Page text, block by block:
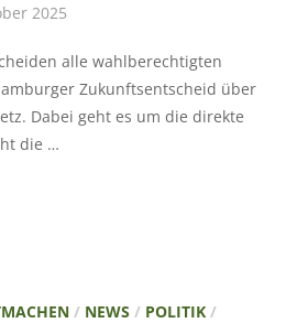
2025
alle wahlberechtigten
Zukunftsentscheid über
Dabei geht es um die direkte
die …
/ NEWS / POLITIK/